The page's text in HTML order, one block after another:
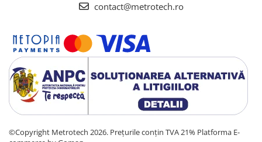
contact@metrotech.ro
©Copyright Metrotech 2026. Prețurile conțin TVA 21% Platforma E-